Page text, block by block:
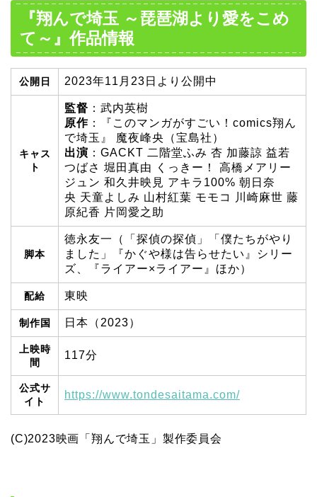
『翔んで埼玉 ～琵琶湖より愛をこめ
て～』作品情報
公開日 2023年11月23日より公開中
キャス
ト
監督 ：武内英樹
原作 ：『このマンガがすごい！comics翔ん
で埼玉』 魔夜峰央（宝島社）
出演 ：GACKT 二階堂ふみ 杏 加藤諒 益若
つばさ 堀田真由 くっきー！ 高橋メアリー
ジュン 和久井映見 アキラ100% 朝日奈
央 天童よしみ 山村紅葉 モモコ 川崎麻世 藤
原紀香 片岡愛之助
脚本
徳永友一（「探偵の探偵」「僕たちがやり
ました」『かぐや様は告らせたい』シリー
ズ、『ライアー×ライアー』ほか）
配給 東映
制作国 日本（2023）
上映時
間
117分
公式サ
イト
https://www.tondesaitama.com/
(C)2023映画「翔んで埼玉」製作委員会